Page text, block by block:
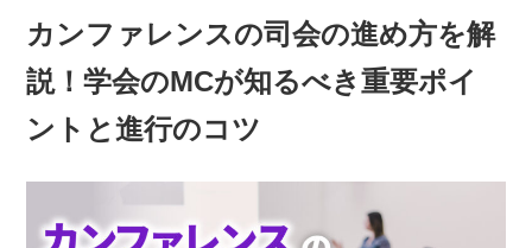
カンファレンスの司会の進め方を解
説！学会のMCが知るべき重要ポイ
ントと進行のコツ